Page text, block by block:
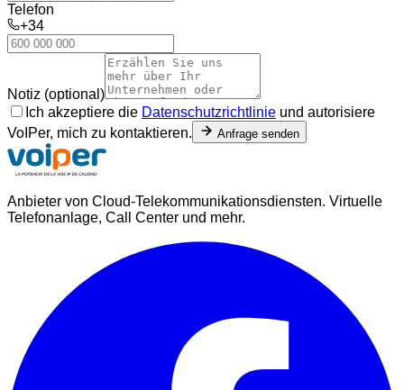
Telefon
+34
Notiz (optional)
Ich akzeptiere die Datenschutzrichtlinie und autorisiere
VoIPer, mich zu kontaktieren.
Anfrage senden
Anbieter von Cloud-Telekommunikationsdiensten. Virtuelle
Telefonanlage, Call Center und mehr.